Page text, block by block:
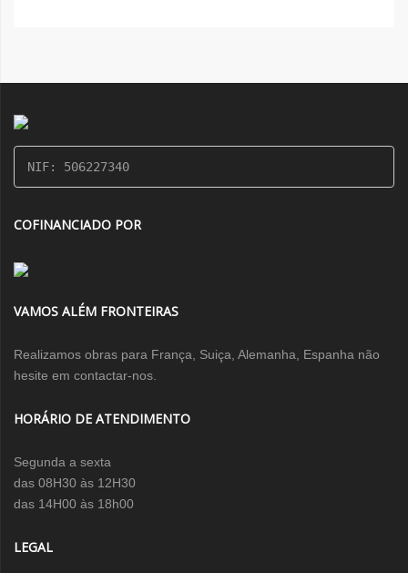
NIF: 506227340
COFINANCIADO POR
VAMOS ALÉM FRONTEIRAS
Realizamos obras para França, Suiça, Alemanha, Espanha não
hesite em contactar-nos.
HORÁRIO DE ATENDIMENTO
Segunda a sexta
das 08H30 às 12H30
das 14H00 às 18h00
LEGAL